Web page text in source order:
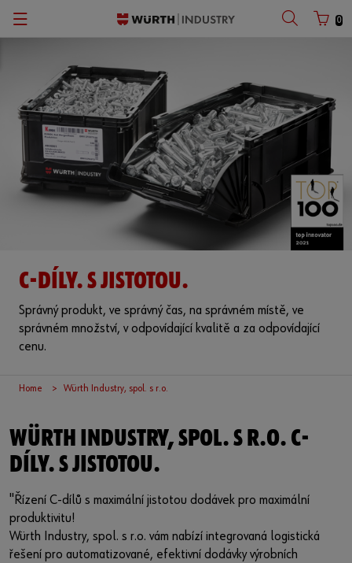
0
Číslo zákazníka
Číslo partnera
Zapomenuté heslo
Zapamatování přihlašovacích údajů
Chcete se zaregistrovat v internetovém obchodě?
V pouhých třech krocích se můžete zaregistrovat a využívat
všechny funkce internetového obchodu.
Prodej pouze obchodníkům
Catalog
Čeština
English
C-DÍLY. S JISTOTOU.
Správný produkt, ve správný čas, na správném místě, ve
správném množství, v odpovídající kvalitě a za odpovídající
cenu.
Home Würth Industry, spol. s r.o.
WÜRTH INDUSTRY, SPOL. S R.O. C-
DÍLY. S JISTOTOU.
"Řízení C-dílů s maximální jistotou dodávek pro maximální
produktivitu!
Würth Industry, spol. s r.o. vám nabízí integrovaná logistická
řešení pro automatizované, efektivní dodávky výrobních